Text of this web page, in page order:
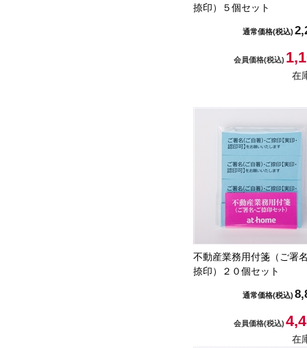
捺印）５個セット
通常価格(税込)
会員価格(税込)
在
不動産業務用付箋（ご署
捺印）２０個セット
通常価格(税込)
会員価格(税込)
在